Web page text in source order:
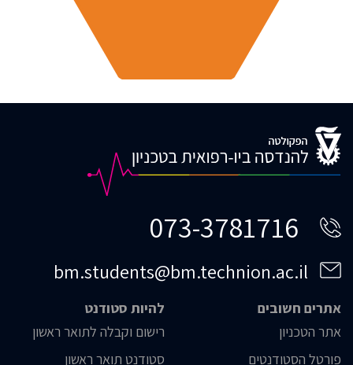
073-3781716
bm.students@bm.technion.ac.il
אתרים חשובים
אתר הטכניון
פורטל הסטודנטים
להיות סטודנט
רישום וקבלה לתואר ראשון
סטודנט תואר ראשון